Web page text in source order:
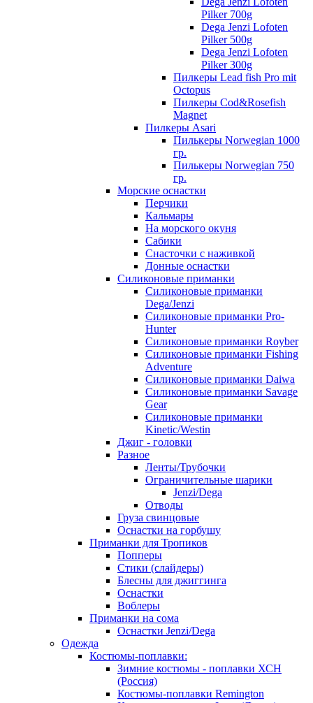
Pilker 700g
Dega Jenzi Lofoten
Pilker 500g
Dega Jenzi Lofoten
Pilker 300g
Пилкеры Lead fish Pro mit
Octopus
Пилкеры Cod&Rosefish
Magnet
Пилкеры Asari
Пилькеры Norwegian 1000
гр.
Пилькеры Norwegian 750
гр.
Морские оснастки
Перчики
Кальмары
На морского окуня
Сабики
Снасточки с наживкой
Донные оснастки
Силиконовые приманки
Силиконовые приманки
Dega/Jenzi
Силиконовые приманки Pro-
Hunter
Силиконовые приманки Royber
Силиконовые приманки Fishing
Adventure
Силиконовые приманки Daiwa
Силиконовые приманки Savage
Gear
Силиконовые приманки
Kinetic/Westin
Джиг - головки
Разное
Ленты/Трубочки
Ограничительные шарики
Jenzi/Dega
Отводы
Груза свинцовые
Оснастки на горбушу
Приманки для Тропиков
Попперы
Стики (слайдеры)
Блесны для джиггинга
Оснастки
Воблеры
Приманки на сома
Оснастки Jenzi/Dega
Одежда
Костюмы-поплавки:
Зимние костюмы - поплавки ХСН
(Россия)
Костюмы-поплавки Remington